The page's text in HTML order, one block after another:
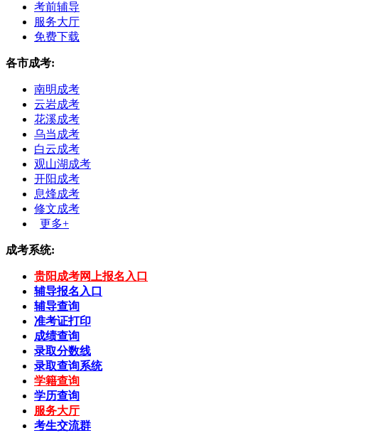
考前辅导
服务大厅
免费下载
各市成考:
南明成考
云岩成考
花溪成考
乌当成考
白云成考
观山湖成考
开阳成考
息烽成考
修文成考
更多+
成考系统:
贵阳成考网上报名入口
辅导报名入口
辅导查询
准考证打印
成绩查询
录取分数线
录取查询系统
学籍查询
学历查询
服务大厅
考生交流群